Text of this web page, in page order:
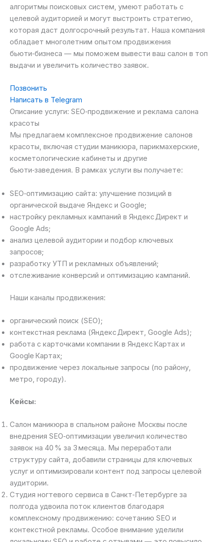
алгоритмы поисковых систем, умеют работать с
целевой аудиторией и могут выстроить стратегию,
которая даст долгосрочный результат. Наша компания
обладает многолетним опытом продвижения
бьюти‑бизнеса — мы поможем вывести ваш салон в топ
выдачи и увеличить количество заявок.
Позвонить
Написать в Telegram
Описание услуги: SEO‑продвижение и реклама салона
красоты
Мы предлагаем комплексное продвижение салонов
красоты, включая студии маникюра, парикмахерские,
косметологические кабинеты и другие
бьюти‑заведения. В рамках услуги вы получаете:
SEO‑оптимизацию сайта: улучшение позиций в
органической выдаче Яндекс и Google;
настройку рекламных кампаний в Яндекс Директ и
Google Ads;
анализ целевой аудитории и подбор ключевых
запросов;
разработку УТП и рекламных объявлений;
отслеживание конверсий и оптимизацию кампаний.
Наши каналы продвижения:
органический поиск (SEO);
контекстная реклама (Яндекс Директ, Google Ads);
работа с карточками компании в Яндекс Картах и
Google Картах;
продвижение через локальные запросы (по району,
метро, городу).
Кейсы:
Салон маникюра в спальном районе Москвы после
внедрения SEO‑оптимизации увеличил количество
заявок на 40 % за 3 месяца. Мы переработали
структуру сайта, добавили страницы для ключевых
услуг и оптимизировали контент под запросы целевой
аудитории.
Студия ногтевого сервиса в Санкт‑Петербурге за
полгода удвоила поток клиентов благодаря
комплексному продвижению: сочетанию SEO и
контекстной рекламы. Особое внимание уделили